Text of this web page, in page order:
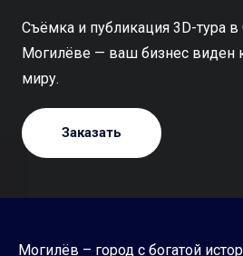
Съёмка и публикация 3D-тура в
Могилёве — ваш бизнес виден
миру.
Заказать
Могилёв – город с богатой